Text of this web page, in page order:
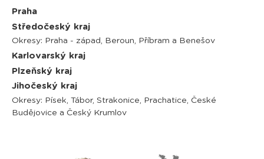
Praha
Středočeský kraj
Okresy: Praha - západ, Beroun, Příbram a Benešov
Karlovarský kraj
Plzeňský kraj
Jihočeský kraj
Okresy: Písek, Tábor, Strakonice, Prachatice, České
Budějovice a Český Krumlov